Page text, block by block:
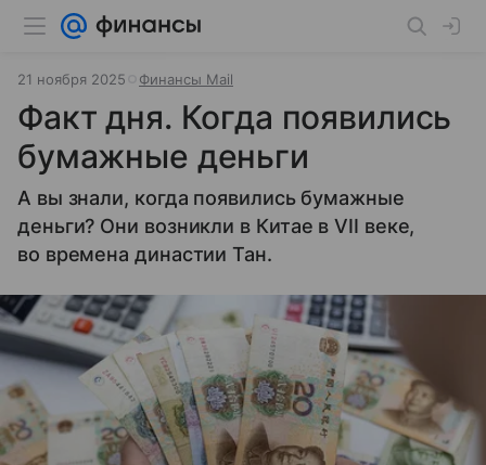
21 ноября 2025 Финансы Mail
Факт дня. Когда появились
бумажные деньги
А вы знали, когда появились бумажные
деньги? Они возникли в Китае в VII веке,
во времена династии Тан.